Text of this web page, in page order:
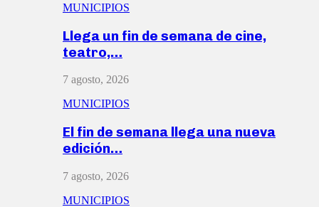
MUNICIPIOS
Llega un fin de semana de cine,
teatro,…
7 agosto, 2026
MUNICIPIOS
El fin de semana llega una nueva
edición…
7 agosto, 2026
MUNICIPIOS